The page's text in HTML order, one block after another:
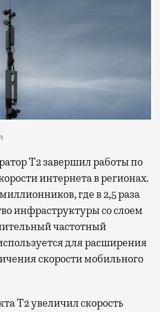
интернета в регионах.
где в 2,5 раза
инфраструктуры со слоем
частотный
для расширения
скорости мобильного
Т2 увеличил скорость